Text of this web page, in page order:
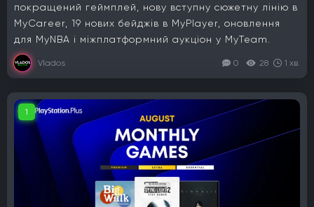
покращений геймплей, нову вступну сюжетну лінію в
MyCareer, 19 нових бейджів в MyPlayer, оновлення
для MyNBA і міжплатформний аукціон у MyTeam.
Vlados 0 28 1 хв.
1